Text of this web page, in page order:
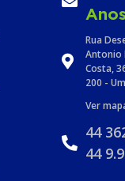
Rua
Antonio
Costa,
200 -
Ver
44
44